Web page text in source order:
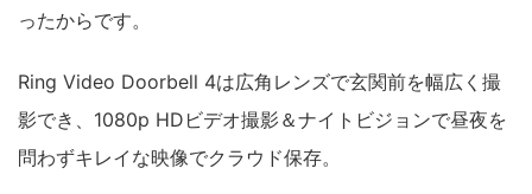
ったからです。
Ring Video Doorbell 4は広角レンズで玄関前を幅広く撮
影でき、1080p HDビデオ撮影＆ナイトビジョンで昼夜を
問わずキレイな映像でクラウド保存。